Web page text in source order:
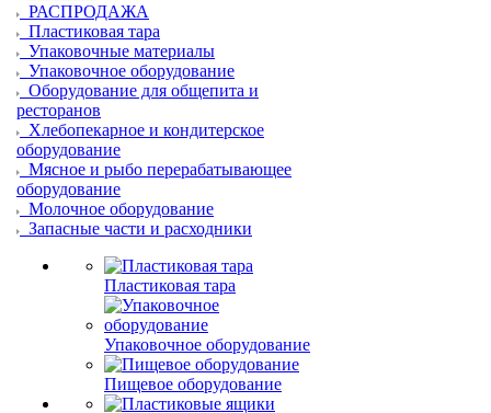
РАСПРОДАЖА
Пластиковая тара
Упаковочные материалы
Упаковочное оборудование
Оборудование для общепита и
ресторанов
Хлебопекарное и кондитерское
оборудование
Мясное и рыбо перерабатывающее
оборудование
Молочное оборудование
Запасные части и расходники
Пластиковая тара
Упаковочное оборудование
Пищевое оборудование